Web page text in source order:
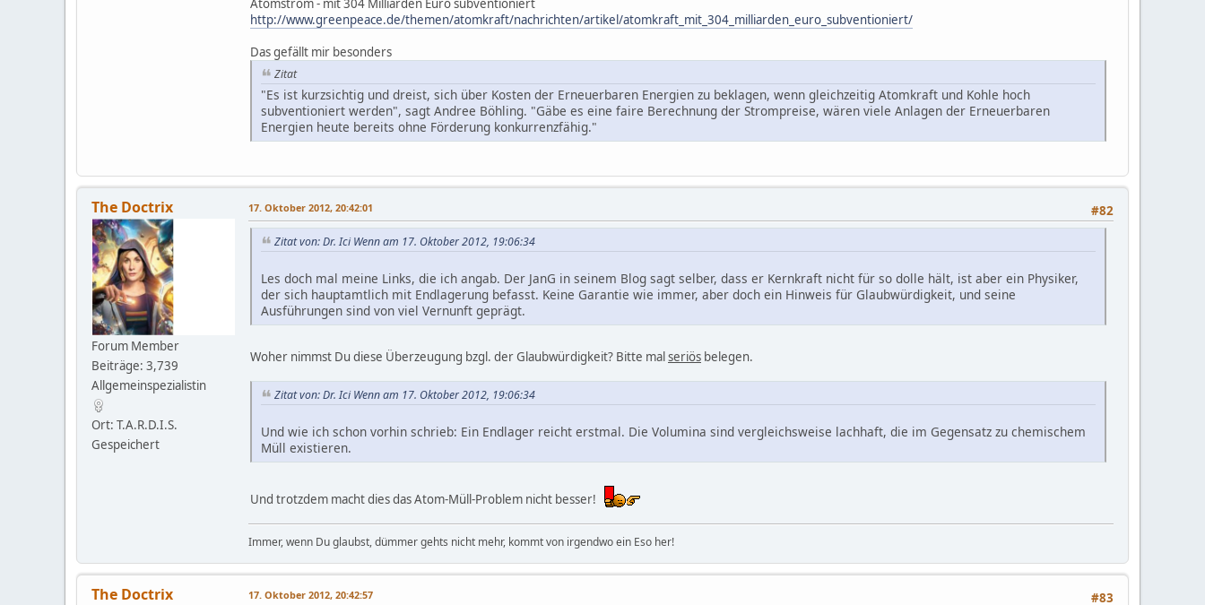
Atomstrom - mit 304 Milliarden Euro subventioniert
http://www.greenpeace.de/themen/atomkraft/nachrichten/artikel/atomkraft_mit_304_milliarden_euro_subventioniert/
Das gefällt mir besonders
Zitat
"Es ist kurzsichtig und dreist, sich über Kosten der Erneuerbaren Energien zu beklagen, wenn gleichzeitig Atomkraft und Kohle hoch
subventioniert werden", sagt Andree Böhling. "Gäbe es eine faire Berechnung der Strompreise, wären viele Anlagen der Erneuerbaren
Energien heute bereits ohne Förderung konkurrenzfähig."
The Doctrix
Forum Member
Beiträge: 3,739
Allgemeinspezialistin
Ort: T.A.R.D.I.S.
Gespeichert
#82
17. Oktober 2012, 20:42:01
Zitat von: Dr. Ici Wenn am 17. Oktober 2012, 19:06:34
Les doch mal meine Links, die ich angab. Der JanG in seinem Blog sagt selber, dass er Kernkraft nicht für so dolle hält, ist aber ein Physiker,
der sich hauptamtlich mit Endlagerung befasst. Keine Garantie wie immer, aber doch ein Hinweis für Glaubwürdigkeit, und seine
Ausführungen sind von viel Vernunft geprägt.
Woher nimmst Du diese Überzeugung bzgl. der Glaubwürdigkeit? Bitte malseriös belegen.
Zitat von: Dr. Ici Wenn am 17. Oktober 2012, 19:06:34
Und wie ich schon vorhin schrieb: Ein Endlager reicht erstmal. Die Volumina sind vergleichsweise lachhaft, die im Gegensatz zu chemischem
Müll existieren.
Und trotzdem macht dies das Atom-Müll-Problem nicht besser!
Immer, wenn Du glaubst, dümmer gehts nicht mehr, kommt von irgendwo ein Eso her!
The Doctrix #83
17. Oktober 2012, 20:42:57